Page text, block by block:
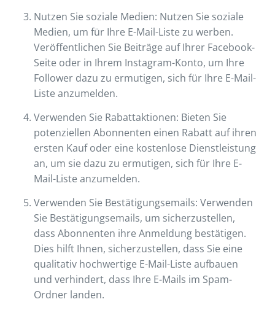
Nutzen Sie soziale Medien: Nutzen Sie soziale
Medien, um für Ihre E-Mail-Liste zu werben.
Veröffentlichen Sie Beiträge auf Ihrer Facebook-
Seite oder in Ihrem Instagram-Konto, um Ihre
Follower dazu zu ermutigen, sich für Ihre E-Mail-
Liste anzumelden.
Verwenden Sie Rabattaktionen: Bieten Sie
potenziellen Abonnenten einen Rabatt auf ihren
ersten Kauf oder eine kostenlose Dienstleistung
an, um sie dazu zu ermutigen, sich für Ihre E-
Mail-Liste anzumelden.
Verwenden Sie Bestätigungsemails: Verwenden
Sie Bestätigungsemails, um sicherzustellen,
dass Abonnenten ihre Anmeldung bestätigen.
Dies hilft Ihnen, sicherzustellen, dass Sie eine
qualitativ hochwertige E-Mail-Liste aufbauen
und verhindert, dass Ihre E-Mails im Spam-
Ordner landen.